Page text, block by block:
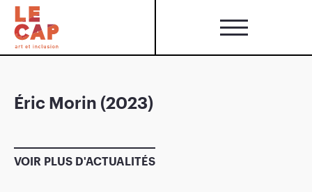
Éric Morin (2023)
VOIR PLUS D'ACTUALITÉS